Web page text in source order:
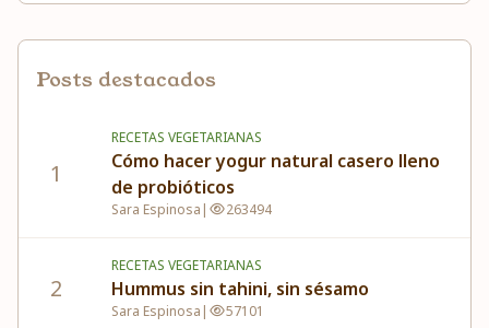
Posts destacados
1
RECETAS VEGETARIANAS
Cómo hacer yogur natural casero lleno
de probióticos
Sara Espinosa | 263494
2
RECETAS VEGETARIANAS
Hummus sin tahini, sin sésamo
Sara Espinosa | 57101